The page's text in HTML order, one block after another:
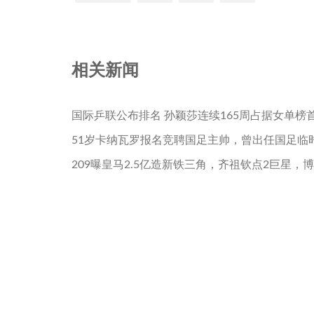
相关新闻
国际乒联公布排名 孙颖莎连续165周占据女单榜
51岁卡纳瓦罗报名竞聘国足主帅，曾出任国足临
209曝皇马2.5亿造新铁三角，齐祖钦点2巨星，